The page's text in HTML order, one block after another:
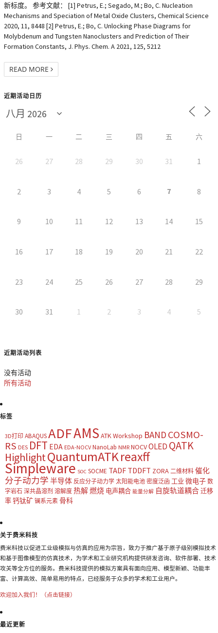
新标度。 参考文献： [1] Petrus, E.; Segado, M.; Bo, C. Nucleation
Mechanisms and Speciation of Metal Oxide Clusters, Chemical Science
2020, 11, 8448 [2] Petrus, E.; Bo, C. Unlocking Phase Diagrams for
Molybdenum and Tungsten Nanoclusters and Prediction of Their
Formation Constants, J. Phys. Chem. A 2021, 125, 5212
READ MORE
近期活动日历
日 一 二 三 四 五 六
26 27 28 29 30 31 1
2 3 4 5 6 7 8
9 10 11 12 13 14 15
16 17 18 19 20 21 22
23 24 25 26 27 28 29
30 31 1 2 3 4 5
近期活动列表
没有活动
所有活动
标签
3D打印 ABAQUSADFAMS ATK Workshop BAND COSMO-
RS DES DFT EDA EDA-NOCV NanoLab NMR NOCVOLED QATK
HighlightQuantumATKreaxff
Simpleware SOC SOCME TADF TDDFT ZORA 二维材料 催化
分子动力学 半导体 反应分子动力学 太阳能电池 密度泛函 工业 微电子 数
字岩石 深共晶溶剂 溶解度 热解燃烧 电声耦合 能量分解 自旋轨道耦合迁移
率钙钛矿 镧系元素 骨科
关于费米科技
费米科技以促进工业级模拟与仿真的应用为宗旨，致力于推广基于原子级别模拟技术
和基于图像模型的仿真技术，为学术和工业研究机构提供研发咨询、软件部署、技术
攻关等全方位的服务。费米科技提供的模拟方案具有面向应用、模型新颖、功能丰
富、计算高效、简单易用的特点，已经服务于众多的学术和工业用户。
欢迎加入我们！（点击链接）
最近更新